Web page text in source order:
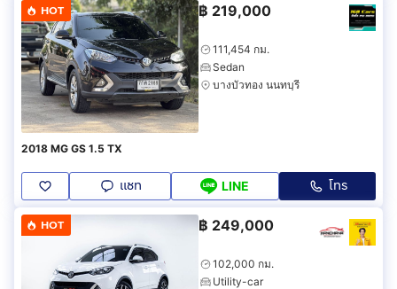
HOT ฿ 219,000
111,454 กม.
Sedan
บางบัวทอง นนทบุรี
2018 MG GS 1.5 TX
แชท LINE โทร
HOT ฿ 249,000
102,000 กม.
Utility-car